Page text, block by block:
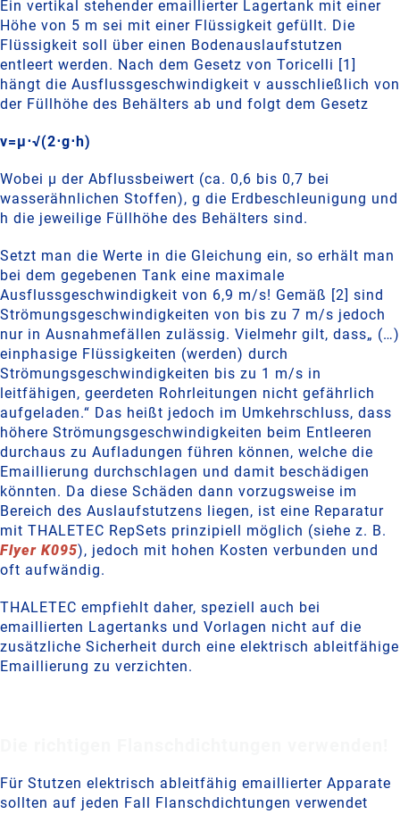
Ein vertikal stehender emaillierter Lagertank mit einer
Höhe von 5 m sei mit einer Flüssigkeit gefüllt. Die
Flüssigkeit soll über einen Bodenauslaufstutzen
entleert werden. Nach dem Gesetz von Toricelli [1]
hängt die Ausflussgeschwindigkeit v ausschließlich von
der Füllhöhe des Behälters ab und folgt dem Gesetz
v=μ⋅√(2⋅g⋅h)
Wobei μ der Abflussbeiwert (ca. 0,6 bis 0,7 bei
wasserähnlichen Stoffen), g die Erdbeschleunigung und
h die jeweilige Füllhöhe des Behälters sind.
Setzt man die Werte in die Gleichung ein, so erhält man
bei dem gegebenen Tank eine maximale
Ausflussgeschwindigkeit von 6,9 m/s! Gemäß [2] sind
Strömungsgeschwindigkeiten von bis zu 7 m/s jedoch
nur in Ausnahmefällen zulässig. Vielmehr gilt, dass„ (…)
einphasige Flüssigkeiten (werden) durch
Strömungsgeschwindigkeiten bis zu 1 m/s in
leitfähigen, geerdeten Rohrleitungen nicht gefährlich
aufgeladen.“ Das heißt jedoch im Umkehrschluss, dass
höhere Strömungsgeschwindigkeiten beim Entleeren
durchaus zu Aufladungen führen können, welche die
Emaillierung durchschlagen und damit beschädigen
könnten. Da diese Schäden dann vorzugsweise im
Bereich des Auslaufstutzens liegen, ist eine Reparatur
mit THALETEC RepSets prinzipiell möglich (siehe z. B.
Flyer K095), jedoch mit hohen Kosten verbunden und
oft aufwändig.
THALETEC empfiehlt daher, speziell auch bei
emaillierten Lagertanks und Vorlagen nicht auf die
zusätzliche Sicherheit durch eine elektrisch ableitfähige
Emaillierung zu verzichten.
Für Stutzen elektrisch ableitfähig emaillierter Apparate
sollten auf jeden Fall Flanschdichtungen verwendet